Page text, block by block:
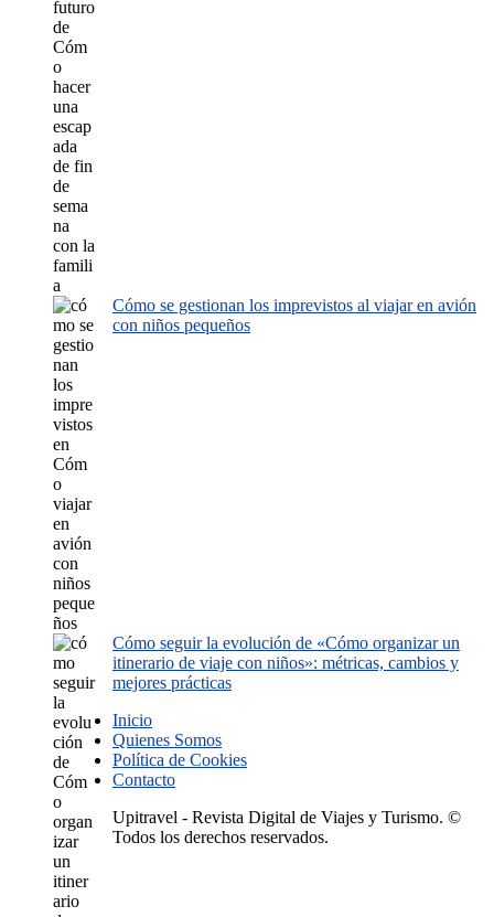
Cómo se gestionan los imprevistos al viajar en avión
con niños pequeños
Cómo seguir la evolución de «Cómo organizar un
itinerario de viaje con niños»: métricas, cambios y
mejores prácticas
Inicio
Quienes Somos
Política de Cookies
Contacto
Upitravel - Revista Digital de Viajes y Turismo. ©
Todos los derechos reservados.